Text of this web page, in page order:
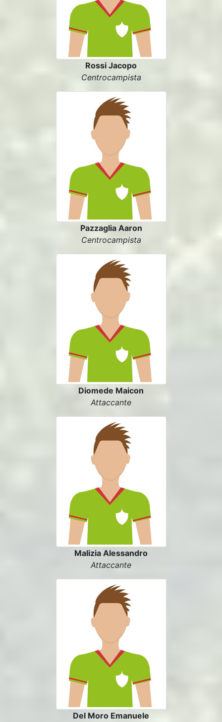
Rossi Jacopo
Centrocampista
Pazzaglia Aaron
Centrocampista
Diomede Maicon
Attaccante
Malizia Alessandro
Attaccante
Del Moro Emanuele